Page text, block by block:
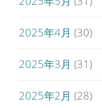
2025年4月 (30)
2025年3月 (31)
2025年2月 (28)